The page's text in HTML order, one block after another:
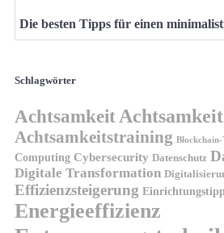
Die besten Tipps für einen
Schlagwörter
Achtsamkeit
Achtsamkeitstraining Blockchain-
Computing Cybersecurity Datenschutz
Digitale Transformation
Effizienzsteigerung
Energieeffizienz